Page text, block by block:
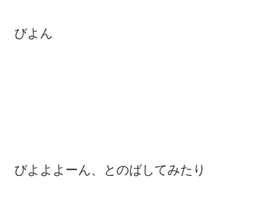
びよん
びよよよーん、とのばしてみたり